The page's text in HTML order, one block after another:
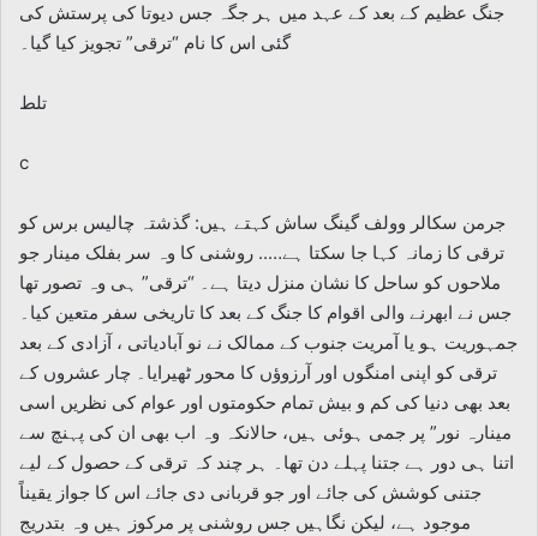
جنگ عظیم کے بعد کے عہد میں ہر جگہ جس دیوتا کی پرستش کی
گئی اس کا نام “ترقی” تجویز کیا گیا۔
تلط
c
جرمن سکالر وولف گینگ ساش کہتے ہیں: گذشتہ چالیس برس کو
ترقی کا زمانہ کہا جا سکتا ہے….. روشنی کا وہ سر بفلک مینار جو
ملاحوں کو ساحل کا نشان منزل دیتا ہے۔ “ترقی” ہی وہ تصور تھا
جس نے ابھرنے والی اقوام کا جنگ کے بعد کا تاریخی سفر متعین کیا۔
جمہوریت ہو یا آمریت جنوب کے ممالک نے نو آبادیاتی ، آزادی کے بعد
ترقی کو اپنی امنگوں اور آرزوؤں کا محور ٹھیرایا۔ چار عشروں کے
بعد بھی دنیا کی کم و بیش تمام حکومتوں اور عوام کی نظریں اسی
مینارہ نور” پر جمی ہوئی ہیں، حالانکہ وہ اب بھی ان کی پہنچ سے
اتنا ہی دور ہے جتنا پہلے دن تھا۔ ہر چند کہ ترقی کے حصول کے لیے
جتنی کوشش کی جائے اور جو قربانی دی جائے اس کا جواز یقیناً
موجود ہے، لیکن نگاہیں جس روشنی پر مرکوز ہیں وہ بتدریج